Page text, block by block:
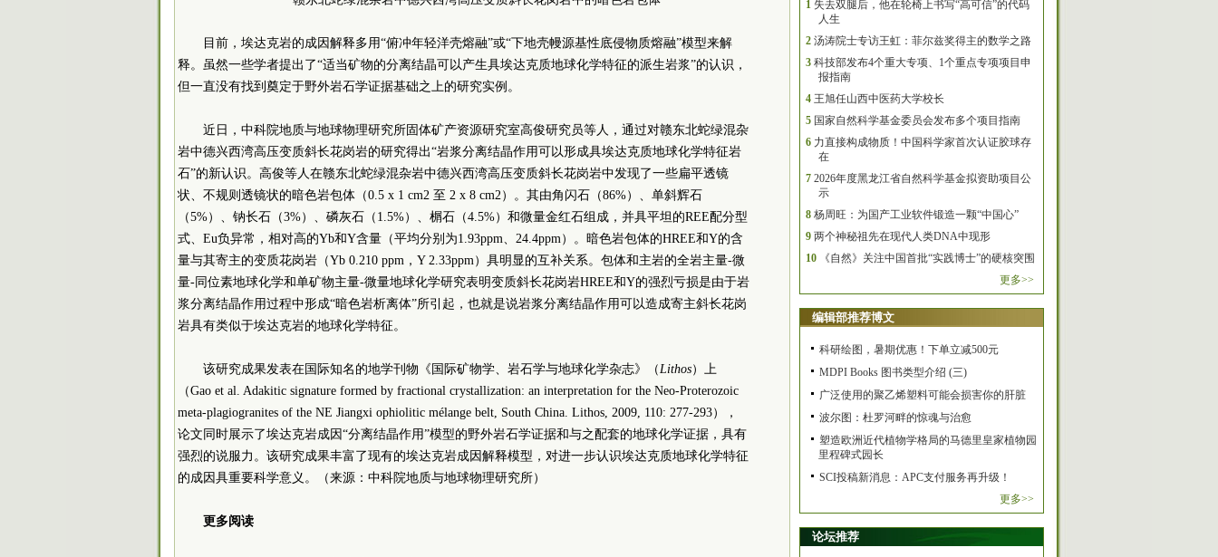
目前，埃达克岩的成因解释多用“俯冲年轻洋壳熔融”或“下地壳幔源基性底侵物质熔融”模型来解
释。虽然一些学者提出了“适当矿物的分离结晶可以产生具埃达克质地球化学特征的派生岩浆”的认识，
但一直没有找到奠定于野外岩石学证据基础之上的研究实例。
近日，中科院地质与地球物理研究所固体矿产资源研究室高俊研究员等人，通过对赣东北蛇绿混杂
岩中德兴西湾高压变质斜长花岗岩的研究得出“岩浆分离结晶作用可以形成具埃达克质地球化学特征岩
石”的新认识。高俊等人在赣东北蛇绿混杂岩中德兴西湾高压变质斜长花岗岩中发现了一些扁平透镜
状、不规则透镜状的暗色岩包体（0.5 x 1 cm2 至 2 x 8 cm2）。其由角闪石（86%）、单斜辉石
（5%）、钠长石（3%）、磷灰石（1.5%）、榍石（4.5%）和微量金红石组成，并具平坦的REE配分型
式、Eu负异常，相对高的Yb和Y含量（平均分别为1.93ppm、24.4ppm）。暗色岩包体的HREE和Y的含
量与其寄主的变质花岗岩（Yb 0.210 ppm，Y 2.33ppm）具明显的互补关系。包体和主岩的全岩主量-微
量-同位素地球化学和单矿物主量-微量地球化学研究表明变质斜长花岗岩HREE和Y的强烈亏损是由于岩
浆分离结晶作用过程中形成“暗色岩析离体”所引起，也就是说岩浆分离结晶作用可以造成寄主斜长花岗
岩具有类似于埃达克岩的地球化学特征。
该研究成果发表在国际知名的地学刊物《国际矿物学、岩石学与地球化学杂志》（Lithos）上
（Gao et al. Adakitic signature formed by fractional crystallization: an interpretation for the Neo-Proterozoic
meta-plagiogranites of the NE Jiangxi ophiolitic mélange belt, South China. Lithos, 2009, 110: 277-293），
论文同时展示了埃达克岩成因“分离结晶作用”模型的野外岩石学证据和与之配套的地球化学证据，具有
强烈的说服力。该研究成果丰富了现有的埃达克岩成因解释模型，对进一步认识埃达克质地球化学特征
的成因具重要科学意义。（来源：中科院地质与地球物理研究所）
更多阅读
1 失去双腿后，他在轮椅上书写“高可信”的代码
人生
2 汤涛院士专访王虹：菲尔兹奖得主的数学之路
3 科技部发布4个重大专项、1个重点专项项目申
报指南
4 王旭任山西中医药大学校长
5 国家自然科学基金委员会发布多个项目指南
6 力直接构成物质！中国科学家首次认证胶球存
在
7 2026年度黑龙江省自然科学基金拟资助项目公
示
8 杨周旺：为国产工业软件锻造一颗“中国心”
9 两个神秘祖先在现代人类DNA中现形
10
《自然》关注中国首批“实践博士”的硬核突围
更多>>
编辑部推荐博文
科研绘图，暑期优惠！下单立减500元
MDPI Books 图书类型介绍 (三)
广泛使用的聚乙烯塑料可能会损害你的肝脏
波尔图：杜罗河畔的惊魂与治愈
塑造欧洲近代植物学格局的马德里皇家植物园
里程碑式园长
SCI投稿新消息：APC支付服务再升级！
更多>>
论坛推荐